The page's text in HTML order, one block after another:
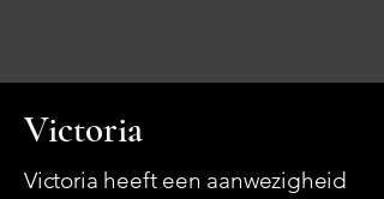
Victoria
Victoria heeft een aanwezigheid